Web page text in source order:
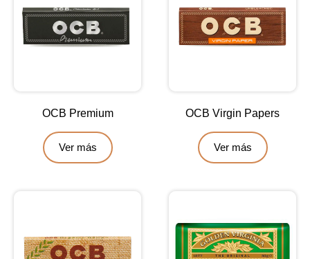
OCB Premium
Ver más
OCB Virgin Papers
Ver más